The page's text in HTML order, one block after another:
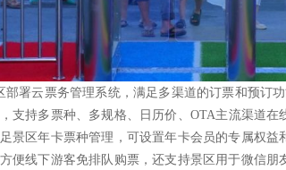
部署云票务管理系统，满足多渠道的订票和预订
支持多票种、多规格、日历价、OTA主流渠道
景区年卡票种管理，可设置年卡会员的专属权
便线下游客免排队购票，还支持景区用于微信